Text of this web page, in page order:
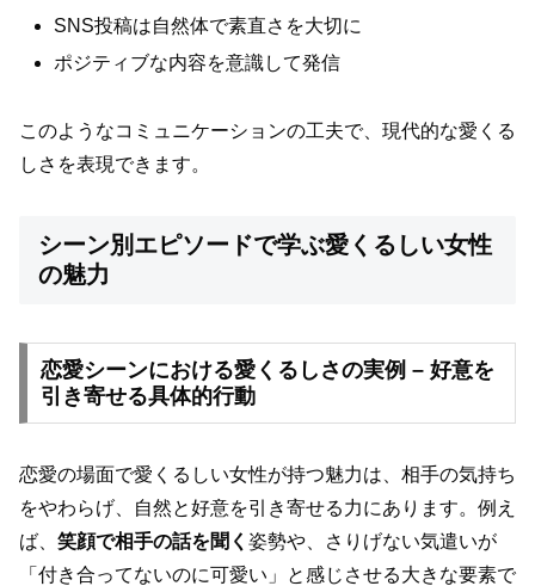
SNS投稿は自然体で素直さを大切に
ポジティブな内容を意識して発信
このようなコミュニケーションの工夫で、現代的な愛くる
しさを表現できます。
シーン別エピソードで学ぶ愛くるしい女性
の魅力
恋愛シーンにおける愛くるしさの実例 – 好意を
引き寄せる具体的行動
恋愛の場面で愛くるしい女性が持つ魅力は、相手の気持ち
をやわらげ、自然と好意を引き寄せる力にあります。例え
ば、 笑顔で相手の話を聞く 姿勢や、さりげない気遣いが
「付き合ってないのに可愛い」と感じさせる大きな要素で